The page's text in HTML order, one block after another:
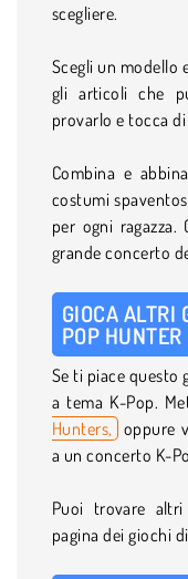
scegliere.
Scegli un modello
gli articoli che
provarlo e tocca
Combina e
costumi
per ogni
grande concerto
GIOCA ALTRI
POP
Se ti piace questo
a tema K-Pop.
Hunters, oppure
a un concerto K-
Puoi trovare
pagina dei giochi